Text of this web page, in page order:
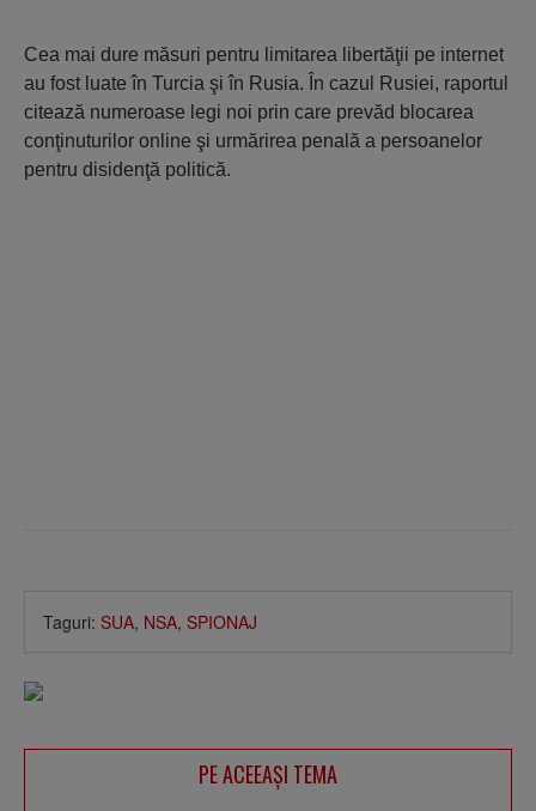
Cea mai dure măsuri pentru limitarea libertăţii pe internet
au fost luate în Turcia şi în Rusia. În cazul Rusiei, raportul
citează numeroase legi noi prin care prevăd blocarea
conţinuturilor online şi urmărirea penală a persoanelor
pentru disidenţă politică.
Taguri: SUA, NSA, SPIONAJ
PE ACEEAŞI TEMA